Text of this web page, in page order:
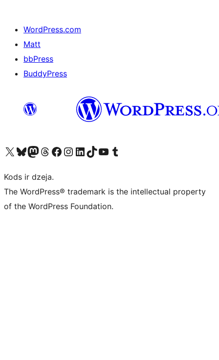
WordPress.com
Matt
bbPress
BuddyPress
Apmeklējiet mūsu X (agrāk Twitter) kontu
Apmeklējiet mūsu Bluesky kontu
Apmeklējiet mūsu Mastodon kontu
Apmeklējiet mūsu Threads kontu
Apmeklējiet mūsu Facebook lapuApmeklējiet mūsu Instagram kontu
Apmeklējiet mūsu LinkedIn kontu
Apmeklējiet mūsu TikTok kontu
Apmeklējiet mūsu YouTube kanālu
Apmeklējiet mūsu Tumblr kontu
Kods ir dzeja.
The WordPress® trademark is the intellectual property
of the WordPress Foundation.